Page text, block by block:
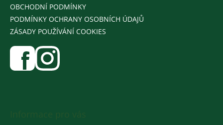
OBCHODNÍ PODMÍNKY
PODMÍNKY OCHRANY OSOBNÍCH ÚDAJŮ
ZÁSADY POUŽÍVÁNÍ COOKIES